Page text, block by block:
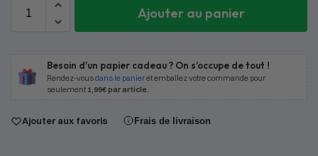
Ajouter au panier
Besoin d'un papier cadeau ? On s’occupe de tout !
Rendez-vousdans le panieret emballez votre commande pour
seulement 1,99€ par article.
Ajouter aux favoris Frais de livraison